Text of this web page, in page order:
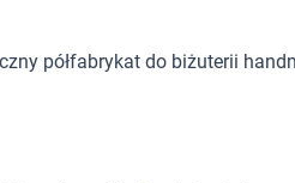
półfabrykat do biżuterii